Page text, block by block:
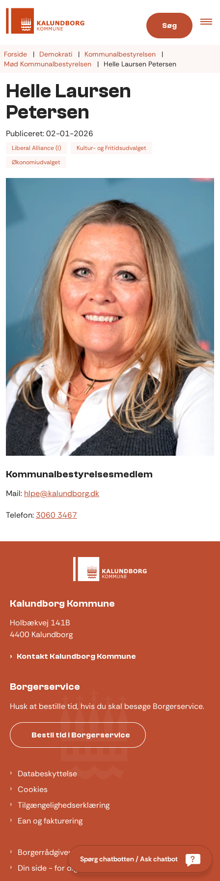
Søg
Forside Demokrati
Kommunalbestyrelsen
Mød Kommunalbestyrelsen
Helle Laursen Petersen
Helle Laursen
Petersen
Publiceret:02-01-2026
Liberal Alliance (I)
Kultur- og Fritidsudvalget
Økonomiudvalget
Kommunalbestyrelsesmedlem
Mail: hlpe@kalundborg.dk
Telefon: 3060 3467
Kalundborg Kommune
Holbækvej 141B
4400 Kalundborg
Kontakt Kalundborg Kommune
Borgerservice
Husk at bestille tid, hvis du skal besøge Borgerservice.
Bestil tid i Borgerservice
Databeskyttelse
Cookies
Tilgængelighedserklæring
Ean og fakturering
Borgerrådgiver
Din side - for dig der er barn eller ung
Spørg chatbotten / Ask chatbot